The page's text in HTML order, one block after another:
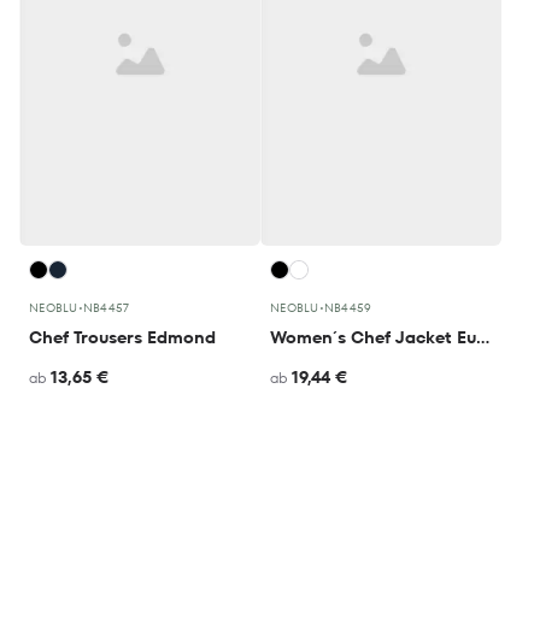
NEOBLU •NB4457
Chef Trousers Edmond
ab 13,65 €
NEOBLU •NB4459
Women´s Chef Jacket Eugenie
ab 19,44 €